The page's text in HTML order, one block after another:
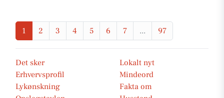
1 2 3 4 5 6 7 ... 97
Det sker
Lokalt nyt
Erhvervsprofil
Mindeord
Lykønskning
Fakta om